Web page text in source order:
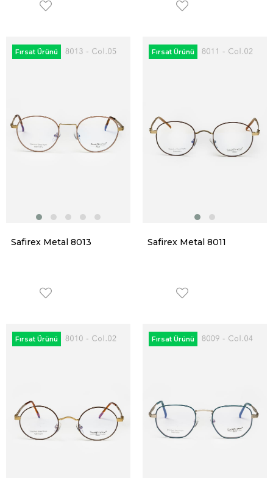
Safirex Metal 8013
Fırsat Ürünü
Safirex Metal 8011
Fırsat Ürünü
Fırsat Ürünü Fırsat Ürünü